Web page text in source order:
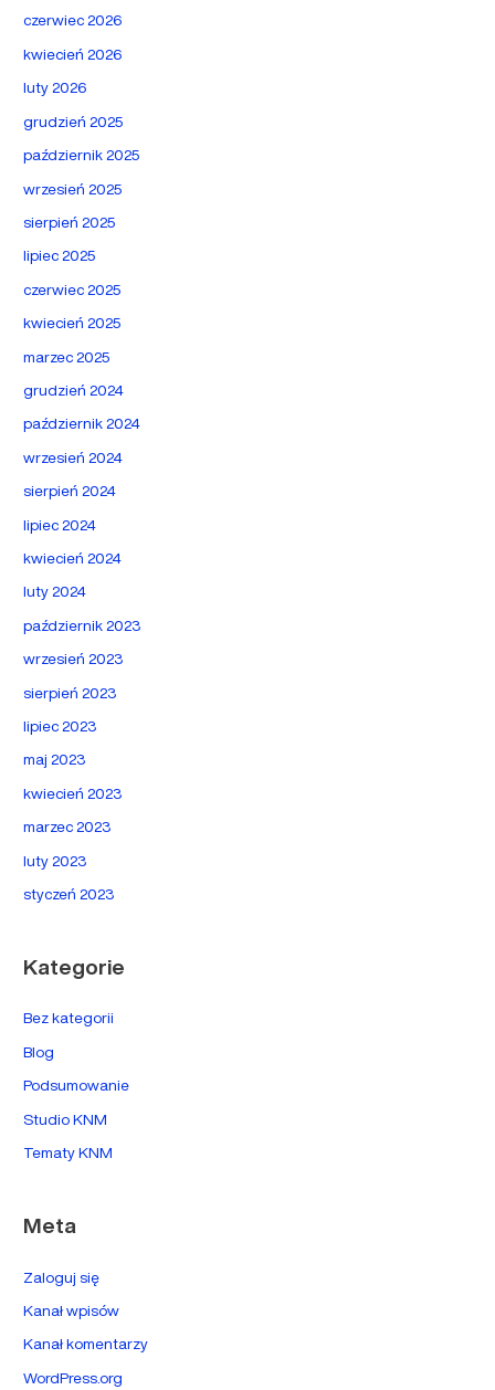
czerwiec 2026
kwiecień 2026
luty 2026
grudzień 2025
październik 2025
wrzesień 2025
sierpień 2025
lipiec 2025
czerwiec 2025
kwiecień 2025
marzec 2025
grudzień 2024
październik 2024
wrzesień 2024
sierpień 2024
lipiec 2024
kwiecień 2024
luty 2024
październik 2023
wrzesień 2023
sierpień 2023
lipiec 2023
maj 2023
kwiecień 2023
marzec 2023
luty 2023
styczeń 2023
Kategorie
Bez kategorii
Blog
Podsumowanie
Studio KNM
Tematy KNM
Meta
Zaloguj się
Kanał wpisów
Kanał komentarzy
WordPress.org